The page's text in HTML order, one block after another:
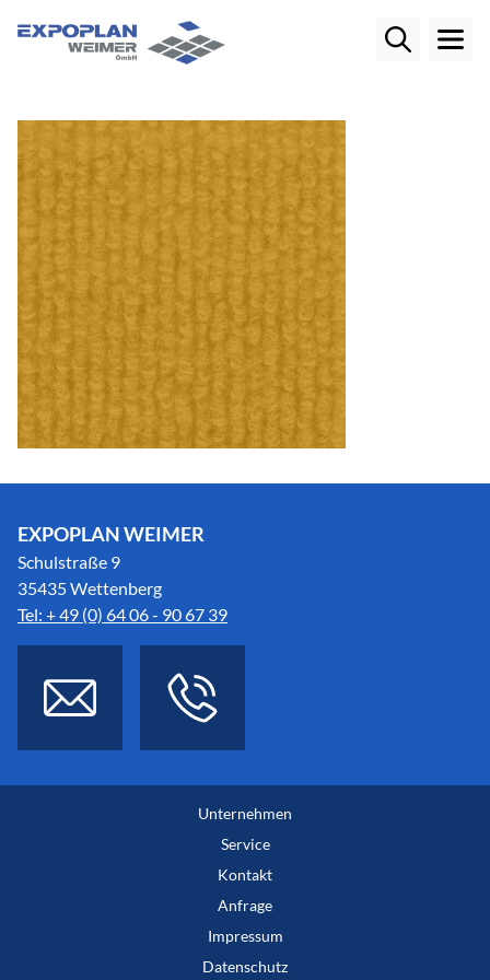
EXPOPLAN WEIMER
Schulstraße 9
35435 Wettenberg
Tel: + 49 (0) 64 06 - 90 67 39
Unternehmen
Service
Kontakt
Anfrage
Impressum
Datenschutz